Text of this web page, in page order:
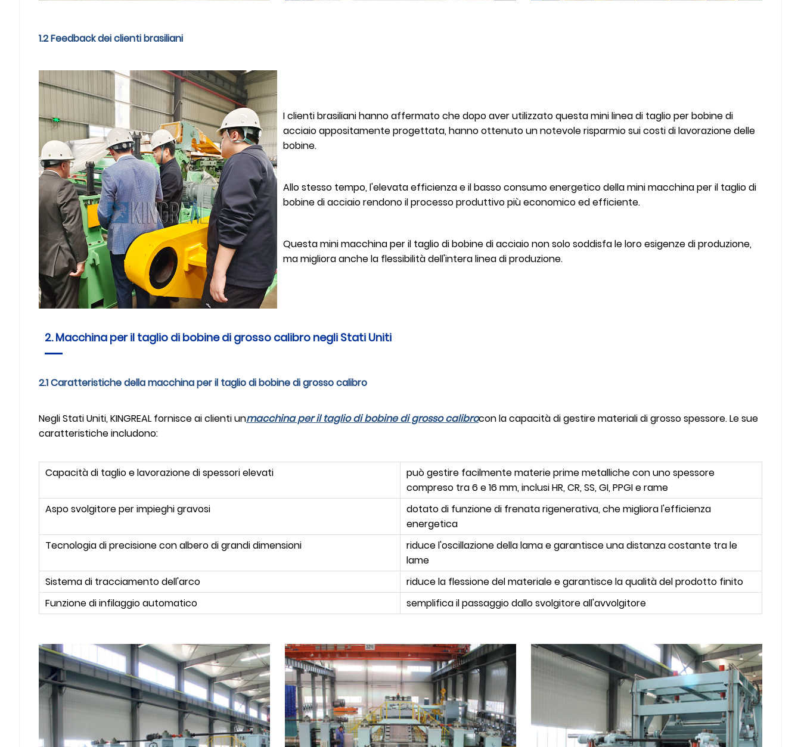
1.2 Feedback dei clienti brasiliani
I clienti brasiliani hanno affermato che dopo aver utilizzato questa mini linea di taglio per bobine di
acciaio appositamente progettata, hanno ottenuto un notevole risparmio sui costi di lavorazione delle
bobine.
Allo stesso tempo, l'elevata efficienza e il basso consumo energetico della mini macchina per il taglio di
bobine di acciaio rendono il processo produttivo più economico ed efficiente.
Questa mini macchina per il taglio di bobine di acciaio non solo soddisfa le loro esigenze di produzione,
ma migliora anche la flessibilità dell'intera linea di produzione.
2. Macchina per il taglio di bobine di grosso calibro negli Stati Uniti
2.1 Caratteristiche della macchina per il taglio di bobine di grosso calibro
Negli Stati Uniti, KINGREAL fornisce ai clienti unmacchina per il taglio di bobine di grosso calibrocon la capacità di gestire materiali di grosso spessore. Le sue
caratteristiche includono:
Capacità di taglio e lavorazione di spessori elevati
può gestire facilmente materie prime metalliche con uno spessore
compreso tra 6 e 16 mm, inclusi HR, CR, SS, GI, PPGI e rame
Aspo svolgitore per impieghi gravosi
dotato di funzione di frenata rigenerativa, che migliora l'efficienza
energetica
Tecnologia di precisione con albero di grandi dimensioni
riduce l'oscillazione della lama e garantisce una distanza costante tra le
lame
Sistema di tracciamento dell'arco
riduce la flessione del materiale e garantisce la qualità del prodotto finito
Funzione di infilaggio automatico
semplifica il passaggio dallo svolgitore all'avvolgitore